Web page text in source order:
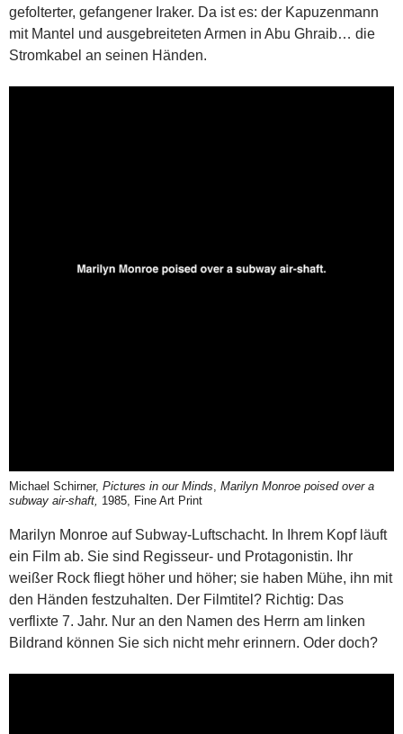
gefolterter, gefangener Iraker. Da ist es: der Kapuzenmann
mit Mantel und ausgebreiteten Armen in Abu Ghraib… die
Stromkabel an seinen Händen.
Michael Schirner, Pictures in our Minds, Marilyn Monroe poised over a
subway air-shaft, 1985, Fine Art Print
Marilyn Monroe auf Subway-Luftschacht. In Ihrem Kopf läuft
ein Film ab. Sie sind Regisseur- und Protagonistin. Ihr
weißer Rock fliegt höher und höher; sie haben Mühe, ihn mit
den Händen festzuhalten. Der Filmtitel? Richtig: Das
verflixte 7. Jahr. Nur an den Namen des Herrn am linken
Bildrand können Sie sich nicht mehr erinnern. Oder doch?